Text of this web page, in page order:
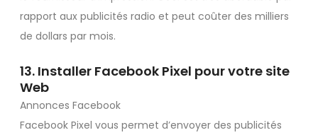
rapport aux publicités radio et peut coûter des milliers
de dollars par mois.
13. Installer Facebook Pixel pour votre site
Web
Annonces Facebook
Facebook Pixel vous permet d’envoyer des publicités